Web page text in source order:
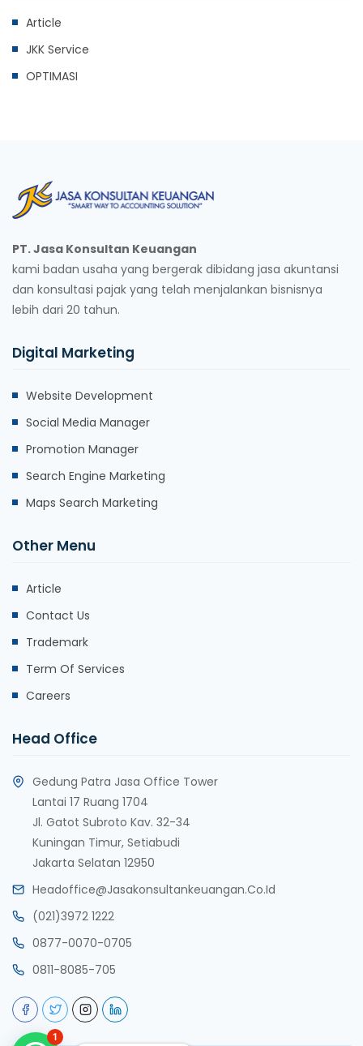
Article
JKK Service
OPTIMASI
PT. Jasa Konsultan Keuangan
kami badan usaha yang bergerak dibidang jasa akuntansi
dan konsultasi pajak yang telah menjalankan bisnisnya
lebih dari 20 tahun.
Digital Marketing
Website Development
Social Media Manager
Promotion Manager
Search Engine Marketing
Maps Search Marketing
Other Menu
Article
Contact Us
Trademark
Term Of Services
Careers
Head Office
Gedung Patra Jasa Office Tower
Lantai 17 Ruang 1704
Jl. Gatot Subroto Kav. 32-34
Kuningan Timur, Setiabudi
Jakarta Selatan 12950
Headoffice@jasakonsultankeuangan.co.id
(021)3972 1222
0877-0070-0705
0811-8085-705
1